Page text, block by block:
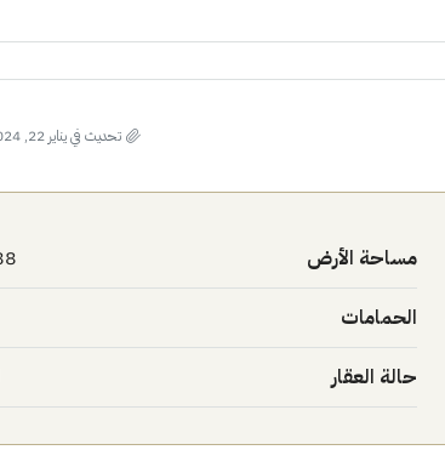
تحديث في يناير 22, 2024 في 9:57 م
مساحة الأرض
الحمامات
حالة العقار